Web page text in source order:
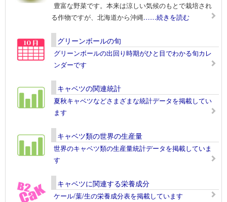
豊富な野菜です。本来は涼しい気候のもとで栽培され
る作物ですが、北海道から沖縄……続きを読む
グリーンボールの旬
グリーンボールの出回り時期がひと目でわかる旬カレ
ンダーです
キャベツの関連統計
夏秋キャベツなどさまざまな統計データを掲載してい
ます
キャベツ類の世界の生産量
世界のキャベツ類の生産量統計データを掲載していま
す
キャベツに関連する栄養成分
ケール/葉/生の栄養成分表を掲載しています